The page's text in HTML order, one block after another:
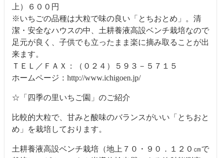
上）６００円
※いちごの品種は大粒で味の良い「とちおとめ」。清
潔・安全なハウスの中、土耕養液高設ベンチ栽培なので
足元が良く、子供でも立ったまま楽に摘み取ることが出
来ます。
ＴＥＬ／ＦＡＸ：（０２４）５９３－５７１５
ホームページ：http://www.ichigoen.jp/
☆「四季の里いちご園」のご紹介
比較的大粒で、甘みと酸味のバランスがいい「とちおと
め」を栽培しております。
土耕養液高設ベンチ栽培（地上７０・９０．１２０㎝で